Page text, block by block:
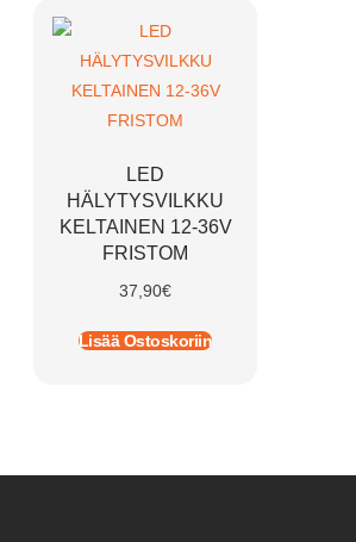
LED
HÄLYTYSVILKKU
KELTAINEN 12-36V
FRISTOM
37,90€
Lisää Ostoskoriin